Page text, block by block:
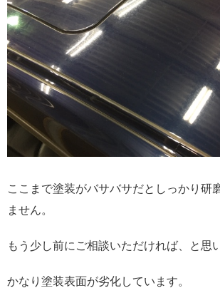
ここまで塗装がバサバサだとしっかり研
ません。
もう少し前にご相談いただければ、と思
かなり塗装表面が劣化しています。